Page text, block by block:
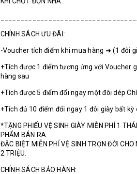
CHÍNH SÁCH ƯU ĐÃI:
-Voucher tích điểm khi mua hàng ➜ (1 đôi
+Tích được 1 điểm tương ứng với Voucher
hàng sau
+Tích được 5 điểm đổi ngay một đôi dép
+Tích đủ 10 điểm đổi ngay 1 đôi giày bất
*TẶNG PHIẾU VỆ SINH GIÀY MIỄN PHÍ 1
PHẨM BÁN RA.
ĐẶC BIỆT MIỄN PHÍ VỆ SINH TRỌN ĐỜI CHO
2 TRIỆU.
CHÍNH SÁCH BẢO HÀNH: